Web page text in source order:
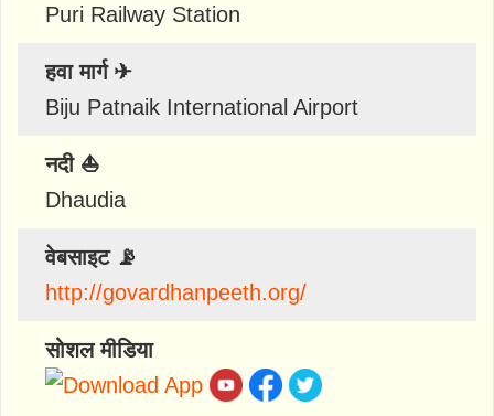
Puri Railway Station
हवा मार्ग ✈
Biju Patnaik International Airport
नदी ⛵
Dhaudia
वेबसाइट 📡
http://govardhanpeeth.org/
सोशल मीडिया